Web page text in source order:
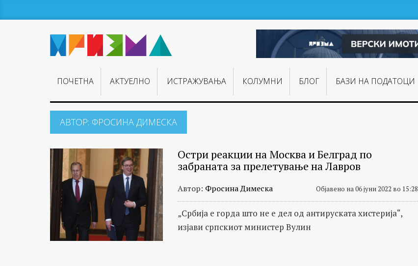
ПОЧЕТНА АКТУЕЛНО ИСТРАЖУВАЊA КОЛУМНИ БЛОГ БАЗИ НА ПОДАТОЦИ
АВТОР: ФРОСИНА ДИМЕСКА
Остри реакции на Москва и Белград по
забраната за прелетување на Лавров
Автор: Фросина Димеска Објавено на 06 јуни 2022 во 15:28
„Србија е горда што не е дел од антируската хистерија“,
изјави српскиот министер Вулин